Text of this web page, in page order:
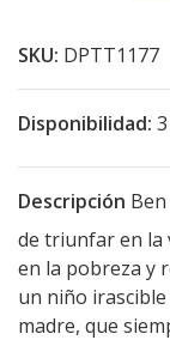
SKU: DPTT1177
Disponibilidad: 3
Descripción
de triunfar en la
en la pobreza y
un niño
madre, que